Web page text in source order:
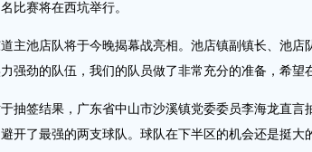
比赛将在西坑举行。
池店队将于今晚揭幕战亮相。池店镇副镇长、池店
强劲的队伍，我们的队员做了非常充分的准备，希望
签结果，广东省中山市沙溪镇党委委员李海龙直言
开了最强的两支球队。球队在下半区的机会还是挺大